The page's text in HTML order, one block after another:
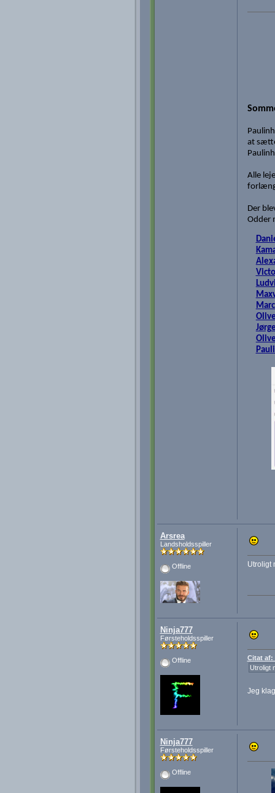
at
Alle
Der
Odder
Arsrea
Landsholdsspiller
Offline Utroligt
Ninja777
Førsteholdsspiller
Offline
Citat af:
Utroligt
Jeg
Ninja777
Førsteholdsspiller
Offline